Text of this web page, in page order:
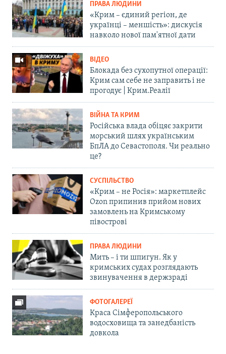
ПРАВА ЛЮДИНИ
«Крим – єдиний регіон, де
українці – меншість»: дискусія
навколо нової пам'ятної дати
ВІДЕО
Блокада без сухопутної операції:
Крим сам себе не заправить і не
прогодує | Крим.Реалії
ВІЙНА ТА КРИМ
Російська влада обіцяє закрити
морський шлях українським
БпЛА до Севастополя. Чи реально
це?
СУСПІЛЬСТВО
«Крим – не Росія»: маркетплейс
Ozon припинив прийом нових
замовлень на Кримському
півострові
ПРАВА ЛЮДИНИ
Мить – і ти шпигун. Як у
кримських судах розглядають
звинувачення в держзраді
ФОТОГАЛЕРЕЇ
Краса Сімферопольського
водосховища та занедбаність
довкола